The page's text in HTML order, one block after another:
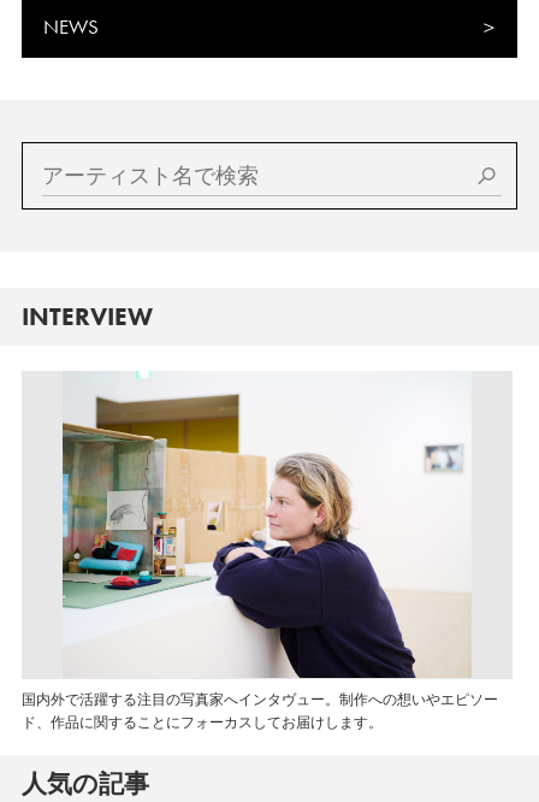
NEWS
INTERVIEW
国内外で活躍する注目の写真家へインタヴュー。制作への想いやエピソー
ド、作品に関することにフォーカスしてお届けします。
人気の記事